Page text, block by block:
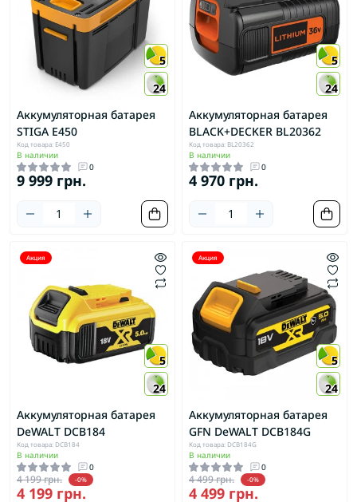
5
24
Аккумуляторная батарея
STIGA E450
Код товара: E450
В наличии
0
9 999 грн.
5
24
Аккумуляторная батарея
BLACK+DECKER BL20362
Код товара: BL20362
В наличии
0
4 970 грн.
Акция
5
24
Аккумуляторная батарея
DeWALT DCB184
Код товара: DCB184
В наличии
0
4 199 грн. -0%
4 199 грн.
Акция
5
24
Аккумуляторная батарея
GFN DeWALT DCB184G
Код товара: DCB184G
В наличии
0
4 499 грн. -0%
4 499 грн.